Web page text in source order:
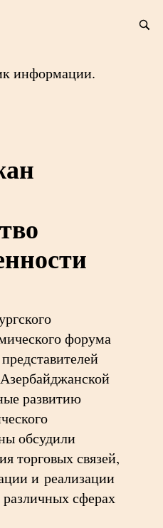
информации.
форума
развитию
обсудили
торговых связей,
и реализации
сферах